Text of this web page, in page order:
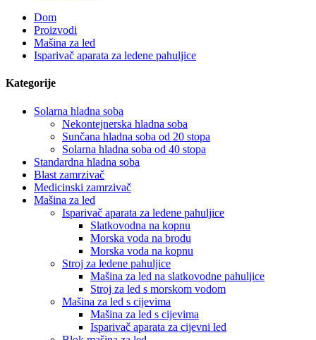
Dom
Proizvodi
Mašina za led
Isparivač aparata za ledene pahuljice
Kategorije
Solarna hladna soba
Nekontejnerska hladna soba
Sunčana hladna soba od 20 stopa
Solarna hladna soba od 40 stopa
Standardna hladna soba
Blast zamrzivač
Medicinski zamrzivač
Mašina za led
Isparivač aparata za ledene pahuljice
Slatkovodna na kopnu
Morska voda na brodu
Morska voda na kopnu
Stroj za ledene pahuljice
Mašina za led na slatkovodne pahuljice
Stroj za led s morskom vodom
Mašina za led s cijevima
Mašina za led s cijevima
Isparivač aparata za cijevni led